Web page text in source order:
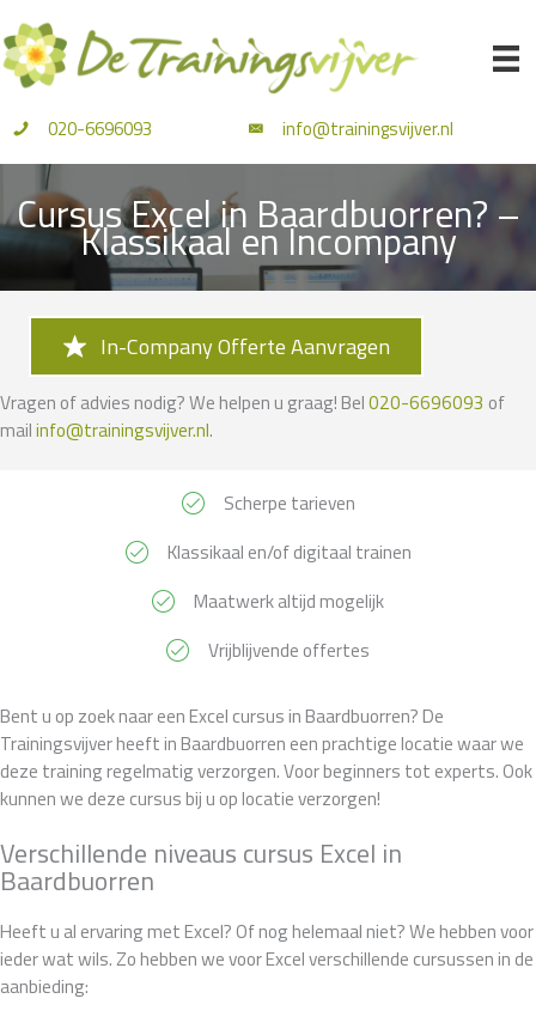
naar
de
inhoud
020-6696093 info@trainingsvijver.nl
Cursus Excel in Baardbuorren? –
Klassikaal en Incompany
In-Company Offerte Aanvragen
Vragen of advies nodig? We helpen u graag! Bel020-6696093 of
mailinfo@trainingsvijver.nl.
Scherpe tarieven
Klassikaal en/of digitaal trainen
Maatwerk altijd mogelijk
Vrijblijvende offertes
Bent u op zoek naar een Excel cursus in Baardbuorren? De
Trainingsvijver heeft in Baardbuorren een prachtige locatie waar we
deze training regelmatig verzorgen. Voor beginners tot experts. Ook
kunnen we deze cursus bij u op locatie verzorgen!
Verschillende niveaus cursus Excel in
Baardbuorren
Heeft u al ervaring met Excel? Of nog helemaal niet? We hebben voor
ieder wat wils. Zo hebben we voor Excel verschillende cursussen in de
aanbieding: